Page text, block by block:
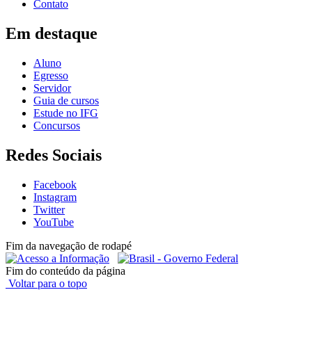
Contato
Em destaque
Aluno
Egresso
Servidor
Guia de cursos
Estude no IFG
Concursos
Redes Sociais
Facebook
Instagram
Twitter
YouTube
Fim da navegação de rodapé
Fim do conteúdo da página
Voltar para o topo